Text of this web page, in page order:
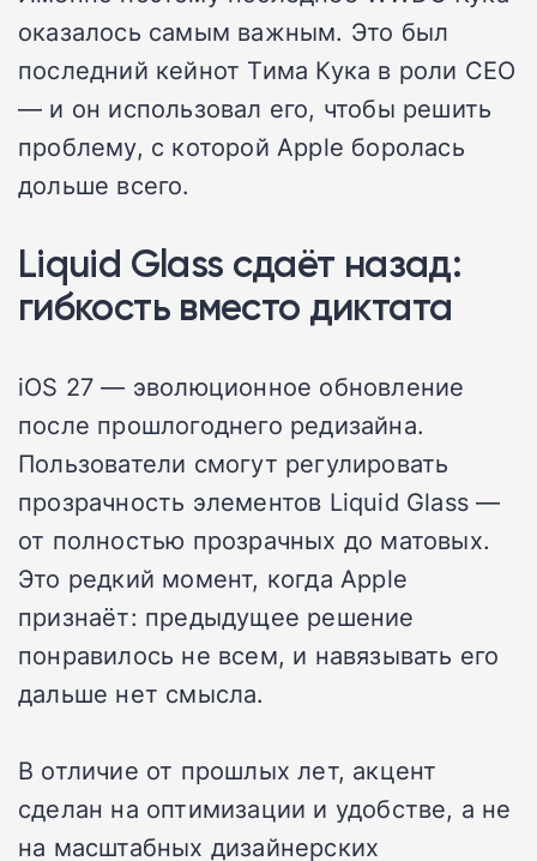
оказалось самым важным. Это был
последний кейнот Тима Кука в роли CEO
— и он использовал его, чтобы решить
проблему, с которой Apple боролась
дольше всего.
Liquid Glass сдаёт назад:
гибкость вместо диктата
iOS 27 — эволюционное обновление
после прошлогоднего редизайна.
Пользователи смогут регулировать
прозрачность элементов Liquid Glass —
от полностью прозрачных до матовых.
Это редкий момент, когда Apple
признаёт: предыдущее решение
понравилось не всем, и навязывать его
дальше нет смысла.
В отличие от прошлых лет, акцент
сделан на оптимизации и удобстве, а не
на масштабных дизайнерских